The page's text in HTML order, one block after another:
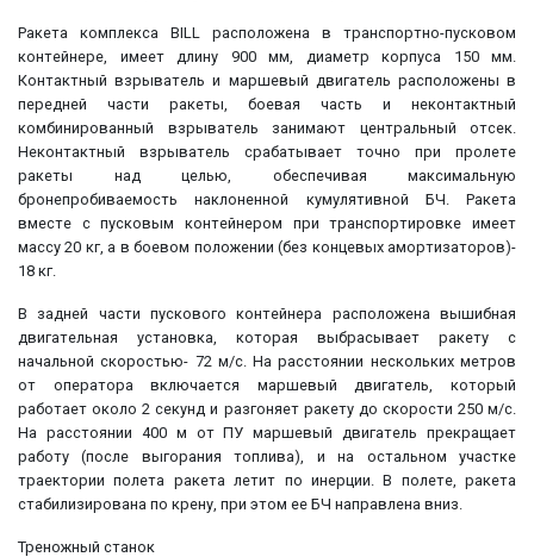
Ракета комплекса BILL расположена в транспортно-пусковом
контейнере, имеет длину 900 мм, диаметр корпуса 150 мм.
Контактный взрыватель и маршевый двигатель расположены в
передней части ракеты, боевая часть и неконтактный
комбинированный взрыватель занимают центральный отсек.
Неконтактный взрыватель срабатывает точно при пролете
ракеты над целью, обеспечивая максимальную
бронепробиваемость наклоненной кумулятивной БЧ. Ракета
вместе с пусковым контейнером при транспортировке имеет
массу 20 кг, а в боевом положении (без концевых амортизаторов)-
18 кг.
В задней части пускового контейнера расположена вышибная
двигательная установка, которая выбрасывает ракету с
начальной скоростью- 72 м/с. На расстоянии нескольких метров
от оператора включается маршевый двигатель, который
работает около 2 секунд и разгоняет ракету до скорости 250 м/с.
На расстоянии 400 м от ПУ маршевый двигатель прекращает
работу (после выгорания топлива), и на остальном участке
траектории полета ракета летит по инерции. В полете, ракета
стабилизирована по крену, при этом ее БЧ направлена вниз.
Треножный станок